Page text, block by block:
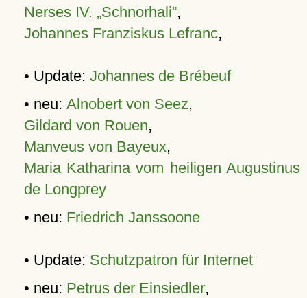
Nerses IV. „Schnorhali”,
Johannes Franziskus Lefranc,
• Update: Johannes de Brébeuf
• neu: Alnobert von Seez,
Gildard von Rouen,
Manveus von Bayeux,
Maria Katharina vom heiligen Augustinus
de Longprey
• neu: Friedrich Janssoone
• Update: Schutzpatron für Internet
• neu: Petrus der Einsiedler,